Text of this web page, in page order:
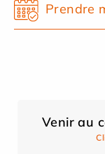
Prendre
Venir au